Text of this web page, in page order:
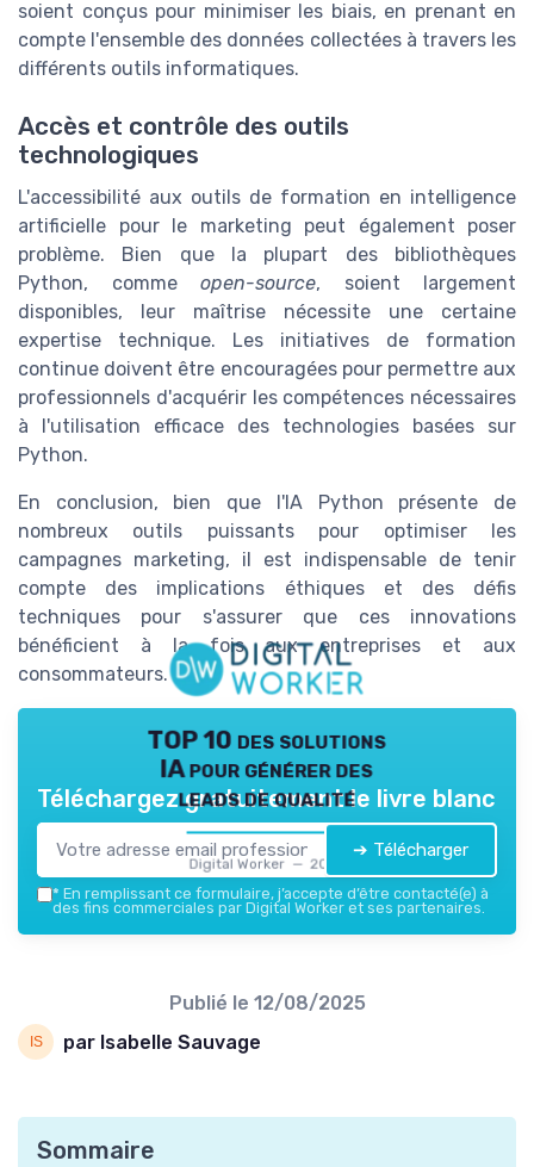
soient conçus pour minimiser les biais, en prenant en
compte l'ensemble des données collectées à travers les
différents outils informatiques.
Accès et contrôle des outils
technologiques
L'accessibilité aux outils de formation en intelligence
artificielle pour le marketing peut également poser
problème. Bien que la plupart des bibliothèques
Python, comme open-source, soient largement
disponibles, leur maîtrise nécessite une certaine
expertise technique. Les initiatives de formation
continue doivent être encouragées pour permettre aux
professionnels d'acquérir les compétences nécessaires
à l'utilisation efficace des technologies basées sur
Python.
En conclusion, bien que l'IA Python présente de
nombreux outils puissants pour optimiser les
campagnes marketing, il est indispensable de tenir
compte des implications éthiques et des défis
techniques pour s'assurer que ces innovations
bénéficient à la fois aux entreprises et aux
consommateurs.
TOP 10 des solutions
IA pour générer des
leads de qualité
Digital Worker — 2026
Téléchargez gratuitement le livre blanc
➔ Télécharger
* En remplissant ce formulaire, j’accepte d’être contacté(e) à
des fins commerciales par Digital Worker et ses partenaires.
Publié le 12/08/2025
par Isabelle Sauvage
Sommaire